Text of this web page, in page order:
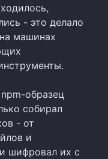
- это делало
машинах
образец
собирал
- от
и
шифровал их с